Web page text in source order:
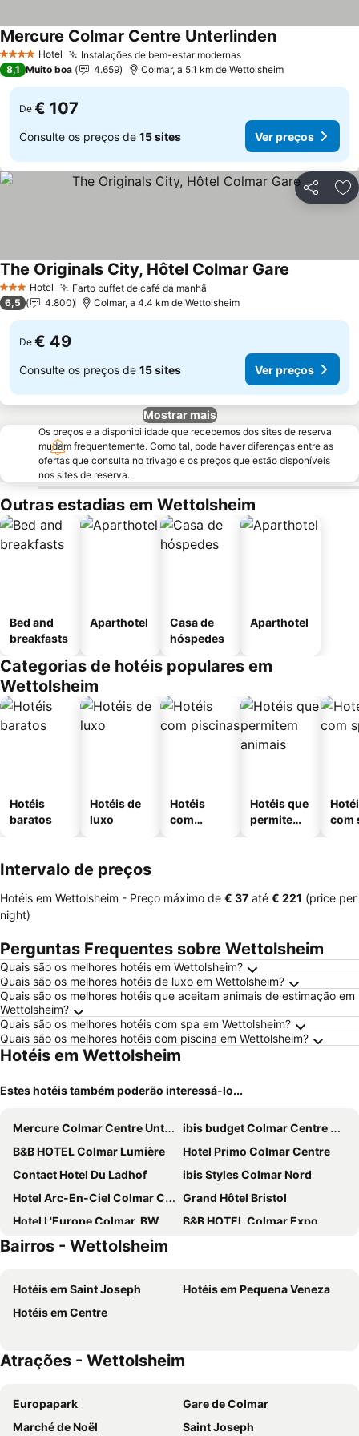
4 EstrelasHotel Instalações de bem-estar modernasVer preços
Mercure Colmar Centre UnterlindenVer preços
8,1 Muito boa 4.659 Colmar, a 5.1 km de Wettolsheim
De € 107
Consulte os preços de 15 sites Ver preços
Partilhar
3 EstrelasHotel Farto buffet de café da manhã
The Originals City, Hôtel Colmar Gare
6,5 4.800 Colmar, a 4.4 km de Wettolsheim
De € 49
Consulte os preços de 15 sites Ver preços
Mostrar mais
Os preços e a disponibilidade que recebemos dos sites de reserva
mudam frequentemente. Como tal, pode haver diferenças entre as
ofertas que consulta no trivago e os preços que estão disponíveis
nos sites de reserva.
Outras estadias em Wettolsheim
Bed and
breakfasts
Aparthotel
Casa de
hóspedes
Aparthotel
Categorias de hotéis populares em
Wettolsheim
Hotéis
baratos
Hotéis de
luxo
Hotéis
com
Hotéis que
permitem
com
Intervalo de preços
Hotéis em Wettolsheim - Preço máximo de ‎€ 37 até ‎€ 221 (price per
night)
Perguntas Frequentes sobre Wettolsheim
Quais são os melhores hotéis em Wettolsheim?
Quais são os melhores hotéis de luxo em Wettolsheim?
Quais são os melhores hotéis que aceitam animais de estimação em
Wettolsheim?
Quais são os melhores hotéis com spa em Wettolsheim?
Quais são os melhores hotéis com piscina em Wettolsheim?
Hotéis em Wettolsheim
Estes hotéis também poderão interessá-lo...
Mercure Colmar Centre Unterlinden
ibis budget Colmar Centre Ville
B&B HOTEL Colmar Lumière
Hotel Primo Colmar Centre
Contact Hotel Du Ladhof
ibis Styles Colmar Nord
Hotel Arc-En-Ciel Colmar Contact Hotel
Grand Hôtel Bristol
Hotel L'Europe Colmar, BW Signature Collection
B&B HOTEL Colmar Expo
Hôtel le Saint Nicolas
Campanile NATURE - Colmar Parc des Exposition
The Originals City, Hôtel Colmar Gare
L'Esquisse Hotel & Spa Colmar - MGallery Collection
B&B HOTEL Colmar Liberté
Alexain Hotel Restaurant & Wellness - Colmar Ouest
ibis Colmar Centre
Hotel Le Colombier
HECO Colmar Nord - ex Première Classe
Hotel Saint-Martin
Bairros - Wettolsheim
Hotéis em Saint Joseph
Hotéis em Pequena Veneza
Hotéis em Centre
Atrações - Wettolsheim
Europapark
Gare de Colmar
Marché de Noël
Saint Joseph